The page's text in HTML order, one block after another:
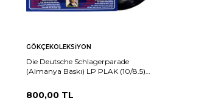
Sepete
Ekle
GÖKÇEKOLEKSIYON
Die Deutsche Schlagerparade
(Almanya Baskı) LP PLAK (10/8.5)
800,00 TL